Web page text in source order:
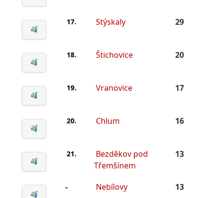
17. Stýskaly 29
18. Štichovice 20
19. Vranovice 17
20. Chlum 16
21.
Bezděkov pod
Třemšínem
13
- Nebílovy 13